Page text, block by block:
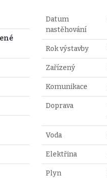
Datum
nastěhování
Rok výstavby
Zařízený
Komunikace
Doprava
Voda
Elektřina
Plyn